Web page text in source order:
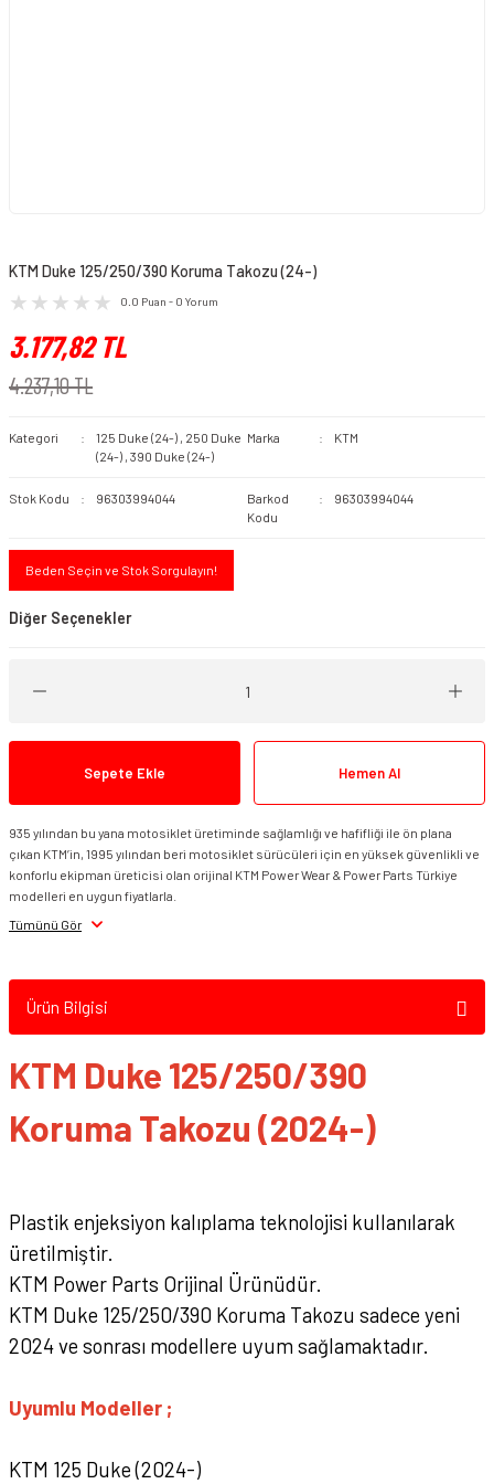
KTM Duke 125/250/390 Koruma Takozu (24-)
0.0 Puan - 0 Yorum
3.177,82 TL
4.237,10 TL
Kategori 125 Duke (24-) , 250 Duke
(24-) , 390 Duke (24-)
Marka KTM
Stok Kodu 96303994044
Barkod
Kodu
96303994044
Beden Seçin ve Stok Sorgulayın!
Diğer Seçenekler
Sepete Ekle Hemen Al
935 yılından bu yana motosiklet üretiminde sağlamlığı ve hafifliği ile ön plana
çıkan KTM’in, 1995 yılından beri motosiklet sürücüleri için en yüksek güvenlikli ve
konforlu ekipman üreticisi olan orijinal KTM Power Wear & Power Parts Türkiye
modelleri en uygun fiyatlarla.
Tümünü Gör
Ürün Bilgisi
KTM Duke 125/250/390
Koruma Takozu (2024-)
Plastik enjeksiyon kalıplama teknolojisi kullanılarak
üretilmiştir.
KTM Power Parts Orijinal Ürünüdür.
KTM Duke 125/250/390 Koruma Takozu sadece yeni
2024 ve sonrası modellere uyum sağlamaktadır.
Uyumlu Modeller ;
KTM 125 Duke (2024-)